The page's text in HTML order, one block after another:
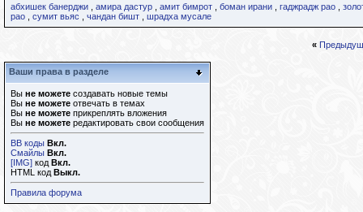
абхишек банерджи амира дастур амит бимрот боман ирани гаджрадж рао
рао
сумит вьяс чандан бишт шрадха мусале
«
Ваши права в разделе
Вы не можете создавать новые темы
Вы не можете отвечать в темах
Вы не можете прикреплять вложения
Вы не можете редактировать свои сообщения
BB коды Вкл.
Смайлы Вкл.
[IMG] код Вкл.
HTML код Выкл.
Правила форума